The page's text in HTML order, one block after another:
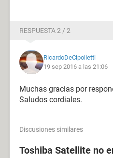
RESPUESTA 2 / 2
RicardoDeCipolletti
19 sep 2016 a las 21:06
Muchas gracias por
Saludos cordiales.
Discusiones similares
Toshiba Satellite no